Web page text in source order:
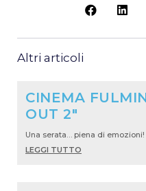
Altri articoli
CINEMA
OUT 2″
Una serata… piena di
LEGGI TUTTO